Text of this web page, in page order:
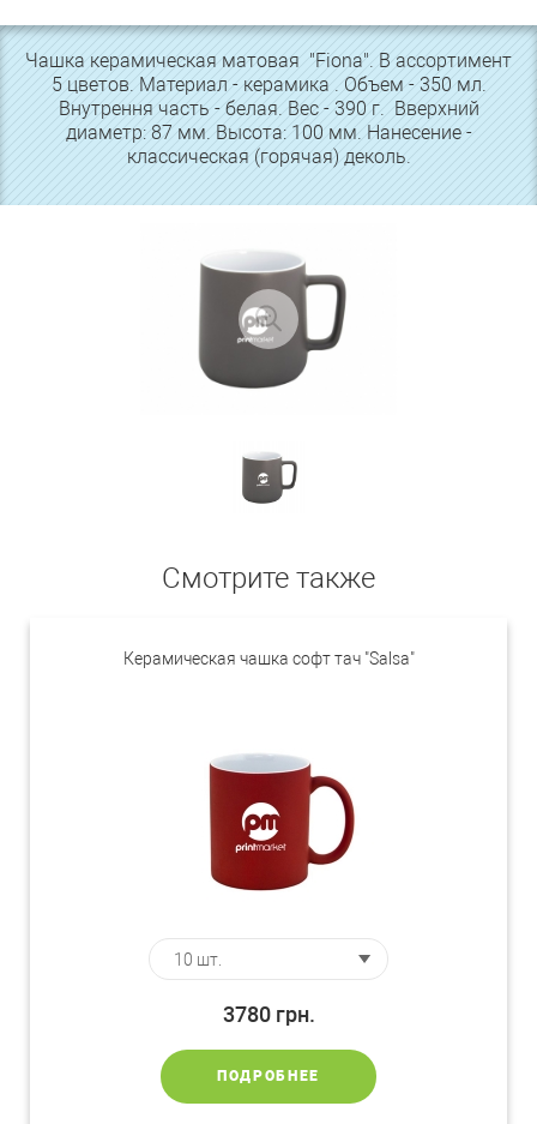
Чашка керамическая матовая "Fiona". В ассортимент
5 цветов. Материал - керамика . Объем - 350 мл.
Внутрення часть - белая. Вес - 390 г. Вверхний
диаметр: 87 мм. Высота: 100 мм. Нанесение -
классическая (горячая) деколь.
Смотрите также
Керамическая чашка софт тач "Salsa"
3780 грн.
ПОДРОБНЕЕ